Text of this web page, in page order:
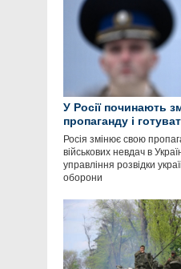
У Росії починають
пропаганду і
Росія змінює свою
військових невдач в
управління розвідки
оборони